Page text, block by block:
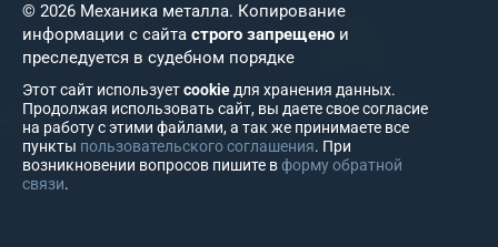
© 2026 Механика металла. Копирование
информации с сайта строго запрещено и
преследуется в судебном порядке
Этот сайт используетcookieдля хранения данных.
Продолжая использовать сайт, вы даете свое согласие
на работу с этими файлами, а так же принимаете все
пункты пользовательского соглашения. При
возникновении вопросов пишите вформу обратной
связи.